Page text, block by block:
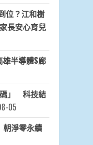
位？江和樹
長安心育兒
半導體S廊
碼」 科技結
05
淨零永續